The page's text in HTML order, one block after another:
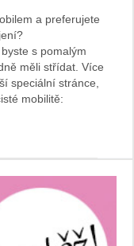
a preferujete
s pomalým
měli střídat. Více
speciální stránce,
mobilitě: